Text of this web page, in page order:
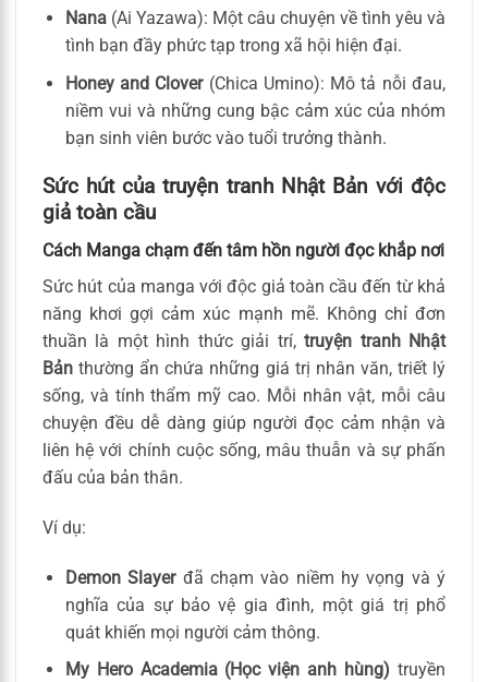
Nana(Ai Yazawa): Một câu chuyện về tình yêu và
tình bạn đầy phức tạp trong xã hội hiện đại.
Honey and Clover(Chica Umino): Mô tả nỗi đau,
niềm vui và những cung bậc cảm xúc của nhóm
bạn sinh viên bước vào tuổi trưởng thành.
Sức hút của truyện tranh Nhật Bản với độc
giả toàn cầu
Cách Manga chạm đến tâm hồn người đọc khắp nơi
Sức hút của manga với độc giả toàn cầu đến từ khả
năng khơi gợi cảm xúc mạnh mẽ. Không chỉ đơn
thuần là một hình thức giải trí,truyện tranh Nhật
Bản thường ẩn chứa những giá trị nhân văn, triết lý
sống, và tính thẩm mỹ cao. Mỗi nhân vật, mỗi câu
chuyện đều dễ dàng giúp người đọc cảm nhận và
liên hệ với chính cuộc sống, mâu thuẫn và sự phấn
đấu của bản thân.
Ví dụ:
Demon Slayerđã chạm vào niềm hy vọng và ý
nghĩa của sự bảo vệ gia đình, một giá trị phổ
quát khiến mọi người cảm thông.
My Hero Academia (Học viện anh hùng) truyền